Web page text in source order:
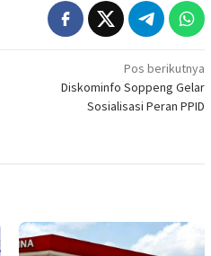
Pos berikutnya
Diskominfo Soppeng Gelar
Sosialisasi Peran PPID